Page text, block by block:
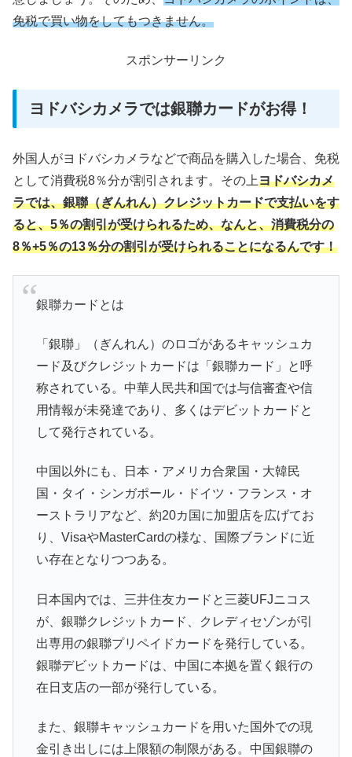
免税で買い物をしてもつきません。
スポンサーリンク
ヨドバシカメラでは銀聯カードがお得！
外国人がヨドバシカメラなどで商品を購入した場合、免税
として消費税8％分が割引されます。その上ヨドバシカメ
ラでは、銀聯（ぎんれん）クレジットカードで支払いをす
ると、5％の割引が受けられるため、なんと、消費税分の
8％+5％の13％分の割引が受けられることになるんです！
銀聯カードとは
「銀聯」（ぎんれん）のロゴがあるキャッシュカ
ード及びクレジットカードは「銀聯カード」と呼
称されている。中華人民共和国では与信審査や信
用情報が未発達であり、多くはデビットカードと
して発行されている。
中国以外にも、日本・アメリカ合衆国・大韓民
国・タイ・シンガポール・ドイツ・フランス・オ
ーストラリアなど、約20カ国に加盟店を広げてお
り、VisaやMasterCardの様な、国際ブランドに近
い存在となりつつある。
日本国内では、三井住友カードと三菱UFJニコス
が、銀聯クレジットカード、クレディセゾンが引
出専用の銀聯プリペイドカードを発行している。
銀聯デビットカードは、中国に本拠を置く銀行の
在日支店の一部が発行している。
また、銀聯キャッシュカードを用いた国外での現
金引き出しには上限額の制限がある。中国銀聯の